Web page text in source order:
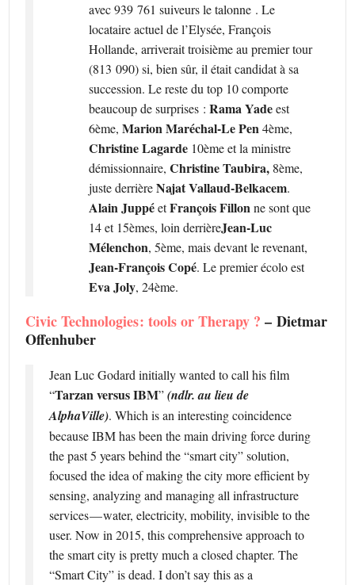
avec 939 761 suiveurs le talonne . Le
locataire actuel de l’Elysée, François
Hollande, arriverait troisième au premier tour
(813 090) si, bien sûr, il était candidat à sa
succession. Le reste du top 10 comporte
beaucoup de surprises :Rama Yadeest
6ème,Marion Maréchal-Le Pen4ème,
Christine Lagarde 10ème et la ministre
démissionnaire,Christine Taubira, 8ème,
juste derrièreNajat Vallaud-Belkacem.
Alain JuppéetFrançois Fillonne sont que
14 et 15èmes, loin derrièreJean-Luc
Mélenchon, 5ème, mais devant le revenant,
Jean-François Copé. Le premier écolo est
Eva Joly, 24ème.
Civic Technologies : tools or Therapy ? – Dietmar
Offenhuber
Jean Luc Godard initially wanted to call his film
“Tarzan versus IBM”(ndlr. au lieu de
AlphaVille). Which is an interesting coincidence
because IBM has been the main driving force during
the past 5 years behind the “smart city” solution,
focused the idea of making the city more efficient by
sensing, analyzing and managing all infrastructure
services — water, electricity, mobility, invisible to the
user. Now in 2015, this comprehensive approach to
the smart city is pretty much a closed chapter. The
“Smart City” is dead. I don’t say this as a